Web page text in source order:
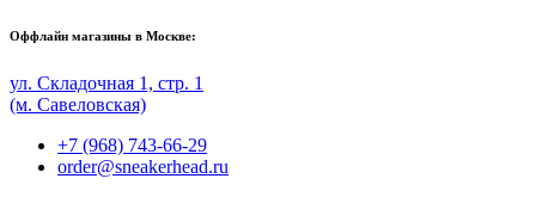
Оффлайн магазины в Москве:
ул. Складочная 1, стр. 1
(м. Савеловская)
+7 (968) 743-66-29
order@sneakerhead.ru